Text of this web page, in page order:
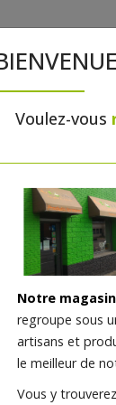
PLATS
ET HYGIÈNE DU
Voulez-vous
Notre
regroupe sous
artisans et
le meilleur de
Vous y